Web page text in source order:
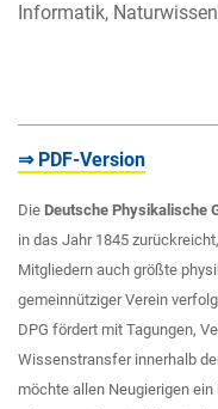
Informatik,
⇒ PDF-Version
Die Deutsche Physikalische
in das Jahr 1845
Mitgliedern auch größte
gemeinnütziger Verein
DPG fördert mit Tagungen,
Wissenstransfer innerhalb
möchte allen Neugierigen